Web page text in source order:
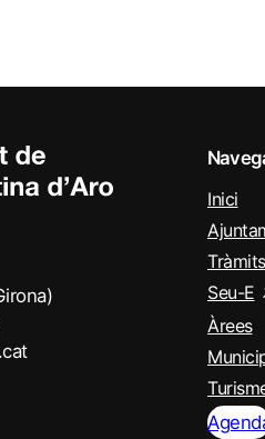
Inici
Tràmits
Seu-E
Àrees